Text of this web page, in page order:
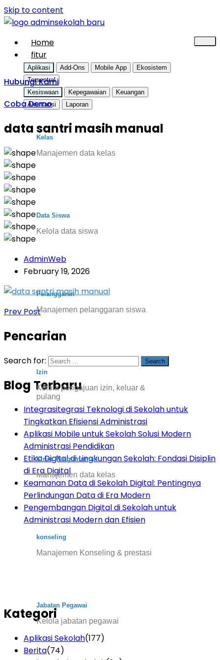
Skip to content
Home
fitur
Aplikasi Add-Ons Mobile App
Ekosistem
Tersentral
Kesiswaan
Kepegawaian
Keuangan
Akuntansi
Laporan
Kelas
Manajemen data kelas
Data Siswa
Kelola data siswa
Pelanggaran
Manajemen pelanggaran siswa
Izin
Kelola pengajuan izin, keluar &
pulang
Kirim Pengumuman
Manajemen data kelas
konseling
Manajemen Konseling & prestasi
Jabatan Pegawai
Kelola jabatan pegawai
Hubungi Kami
Coba Demo
data santri masih manual
AdminWeb
February 19, 2026
Prev Post
Pencarian
Search for:
Blog Terbaru
Integrasitegrasi Teknologi di Sekolah untuk
Tingkatkan Efisiensi Administrasi
Aplikasi Mobile untuk Sekolah Solusi Modern
Administrasi Pendidikan
Etika Digital di Lingkungan Sekolah: Fondasi Disiplin
di Era Digital
Keamanan Data di Sekolah Digital: Pentingnya
Perlindungan Data di Era Modern
Pengembangan Digital di Sekolah untuk
Administrasi Modern dan Efisien
Kategori
Aplikasi Sekolah(177)
Berita(74)